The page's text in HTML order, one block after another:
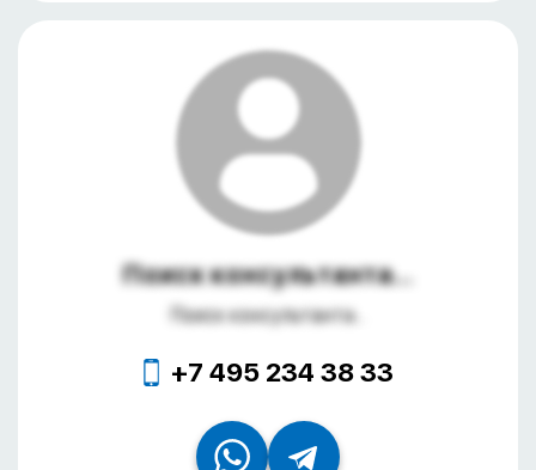
Поиск консультанта...
Поиск консультанта...
+7 495 234 38 33